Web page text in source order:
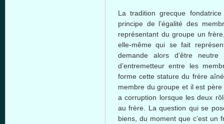
La traditiongrecque fondatrice
principe de l’égalité des
représentant du groupe un frère
elle-même qui se fait
demande
alors d’être neutre
d’entremetteur entre les
forme cette stature du frère aîné
membre dugroupe et il est père
a corruption lorsquelesdeux
aufrère . La question qui se
biens , du moment que c’est un